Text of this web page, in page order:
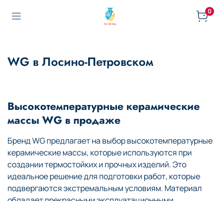
0
WG в Лосино-Петровском
Высокотемпературные керамические
массы WG в продаже
Бренд WG предлагает на выбор высокотемпературные
керамические массы, которые используются при
создании термостойких и прочных изделий. Это
идеальное решение для подготовки работ, которые
подвергаются экстремальным условиям. Материал